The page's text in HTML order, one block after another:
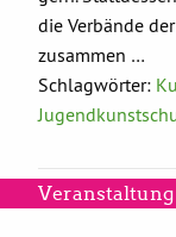
die Verbände
zusammen …
Schlagwörter:
Veranstaltung